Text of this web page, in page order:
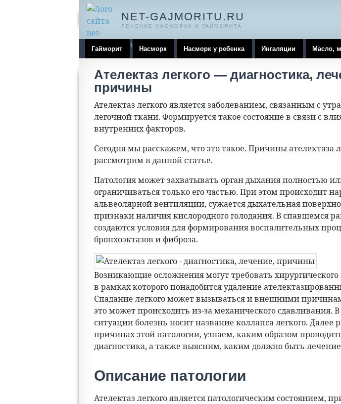
NET-GAJMORITU.RU
ЛЕЧЕНИЕ НАСМОРКА И ГАЙМОРИТА
Гайморит Насморк Насморк у ребенка Ингаляции Масло,
Ателектаз легкого — диагностика,
причины
Ателектаз легкого является заболеванием, связанным с
легочной ткани. Формируется такое состояние в связи с
внутренних факторов.
Сегодня мы расскажем, что это такое. Причины ателектаза
рассмотрим в данной статье.
Патология может захватывать орган дыхания полностью
ограничиваться только его частью. При этом происходит
альвеолярной вентиляции, сужается дыхательная
признаки наличия кислородного голодания. В спавшемся
создаются условия для формирования воспалительных
бронхоэктазов и фиброза.
Возникающие осложнения могут требовать
в рамках которого понадобится удаление
Спадание легкого может вызываться и внешними
это может происходить из-за механического сдавливания.
ситуации болезнь носит название коллапса легкого. Далее
причинах этой патологии, узнаем, каким образом
диагностика, а также выясним, каким должно быть
Описание патологии
Ателектаз легкого является патологическим состоянием,